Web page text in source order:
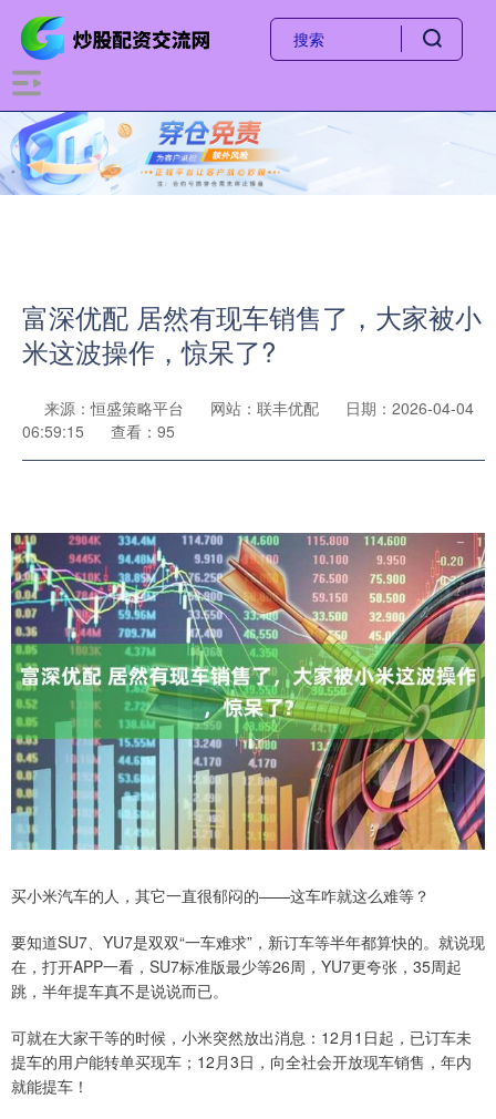
富深优配 居然有现车销售了，大家被小
米这波操作，惊呆了?
来源：恒盛策略平台 网站：联丰优配
日期：2026-04-04
06:59:15
查看：95
买小米汽车的人，其它一直很郁闷的——这车咋就这么难等？
要知道SU7、YU7是双双“一车难求”，新订车等半年都算快的。就说现
在，打开APP一看，SU7标准版最少等26周，YU7更夸张，35周起
跳，半年提车真不是说说而已。
可就在大家干等的时候，小米突然放出消息：12月1日起，已订车未
提车的用户能转单买现车；12月3日，向全社会开放现车销售，年内
就能提车！